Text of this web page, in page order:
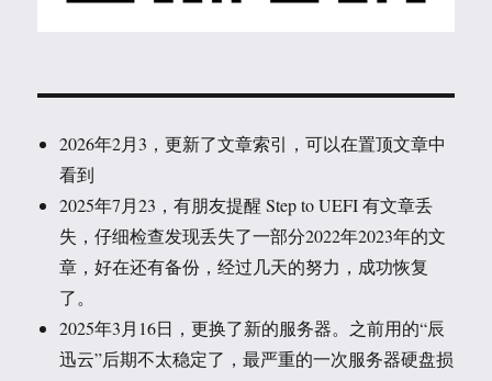
2026年2月3，更新了文章索引，可以在置顶文章中
看到
2025年7月23，有朋友提醒 Step to UEFI 有文章丢
失，仔细检查发现丢失了一部分2022年2023年的文
章，好在还有备份，经过几天的努力，成功恢复
了。
2025年3月16日，更换了新的服务器。之前用的“辰
迅云”后期不太稳定了，最严重的一次服务器硬盘损